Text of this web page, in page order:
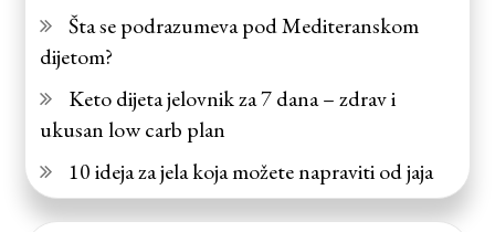
Šta se podrazumeva pod Mediteranskom
dijetom?
Keto dijeta jelovnik za 7 dana – zdrav i
ukusan low carb plan
10 ideja za jela koja možete napraviti od jaja